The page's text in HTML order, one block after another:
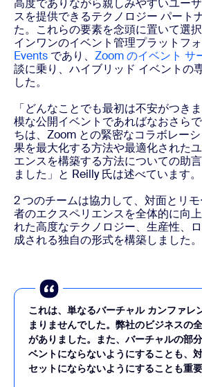
高度でありながら親しみやすいユー
スを提供できるテクノロジー パート
た。これらの要素を念頭に置いて選
インワンのイベント管理プラットフ
Events であり、 Zoom のイベント サ
談に乗り、ハイブリッド イベントの
した。
「どんなことでも最初は不安がつき
模な公開イベントであればなおさら
ちは、Zoom との緊密なコラボレー
果を最大化する方法や最適化された
エンスを構築する方法についての助
ました」と Reilly 氏は述べています。
2 つのチームは協力して、対面とリ
者のエクスペリエンスを全体的に向
れた高度なテクノロジー、生産性、
成される独自の形式を構築しました。
これは、単なるバーチャル カンファレ
まりませんでした。弊社のビジネスの
がありました。また、バーチャルの部
ベントにならないようにすることも、
セットにならないようにすることも重要